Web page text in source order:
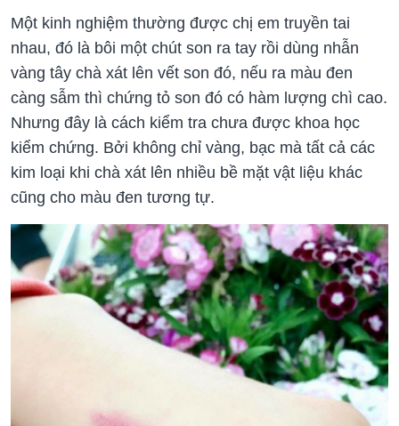
Một kinh nghiệm thường được chị em truyền tai
nhau, đó là bôi một chút son ra tay rồi dùng nhẫn
vàng tây chà xát lên vết son đó, nếu ra màu đen
càng sẫm thì chứng tỏ son đó có hàm lượng chì cao.
Nhưng đây là cách kiểm tra chưa được khoa học
kiểm chứng. Bởi không chỉ vàng, bạc mà tất cả các
kim loại khi chà xát lên nhiều bề mặt vật liệu khác
cũng cho màu đen tương tự.